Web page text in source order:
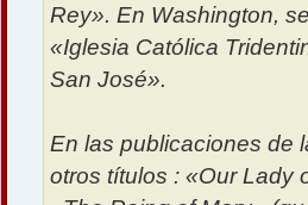
Rey». En Washington,
«Iglesia Católica
San José».
En las publicaciones de
otros títulos : «Our Lady